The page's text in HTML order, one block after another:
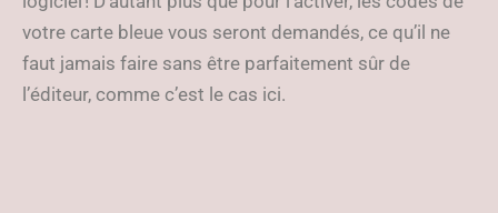
votre carte bleue vous seront demandés, ce qu’il ne
faut jamais faire sans être parfaitement sûr de
l’éditeur, comme c’est le cas ici.